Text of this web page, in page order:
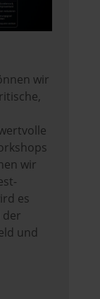
wir
wir
es
der
und